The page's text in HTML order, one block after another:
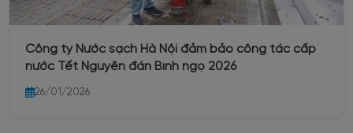
Công ty Nước sạch Hà Nội đảm bảo công tác cấp
nước Tết Nguyên đán Bính ngọ 2026
26/01/2026